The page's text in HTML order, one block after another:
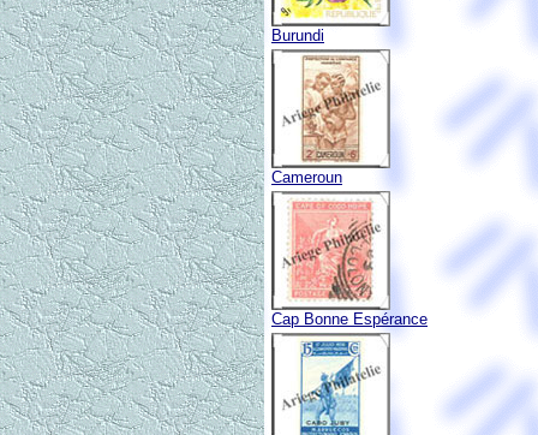
Burundi
Cameroun
Cap Bonne Espérance